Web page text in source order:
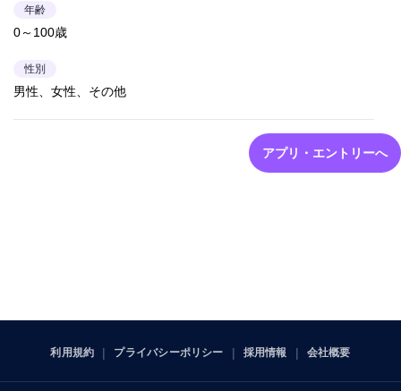
年齢
0～100歳
性別
男性、女性、その他
アプリ・エントリーへ
利用規約 プライバシーポリシー 採用情報 会社概要